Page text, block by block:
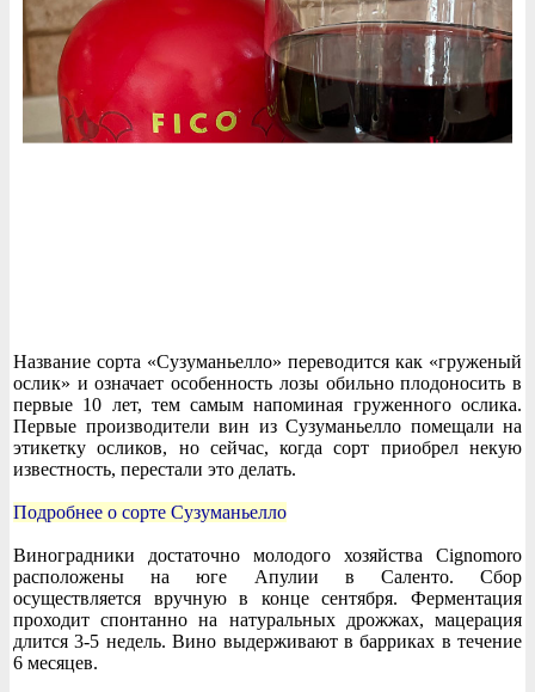
Название сорта «Сузуманьелло» переводится как «груженый
ослик» и означает особенность лозы обильно плодоносить в
первые 10 лет, тем самым напоминая груженного ослика.
Первые производители вин из Сузуманьелло помещали на
этикетку осликов, но сейчас, когда сорт приобрел некую
известность, перестали это делать.
Подробнее о сорте Сузуманьелло
Виноградники достаточно молодого хозяйства Cignomoro
расположены на юге Апулии в Саленто. Сбор
осуществляется вручную в конце сентября. Ферментация
проходит спонтанно на натуральных дрожжах, мацерация
длится 3-5 недель. Вино выдерживают в барриках в течение
6 месяцев.